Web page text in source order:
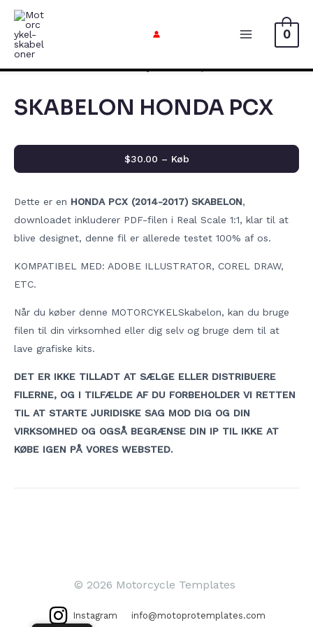
indholdet
0
SKABELON HONDA PCX
Dette er en HONDA PCX (2014-2017) SKABELON,
downloadet inkluderer PDF-filen i Real Scale 1:1, klar til at
blive designet, denne fil er allerede testet 100% af os.
KOMPATIBEL MED: ADOBE ILLUSTRATOR, COREL DRAW,
ETC.
Når du køber denne MOTORCYKELSkabelon, kan du bruge
filen til din virksomhed eller dig selv og bruge dem til at
lave grafiske kits.
DET ER IKKE TILLADT AT SÆLGE ELLER DISTRIBUERE
FILERNE, OG I TILFÆLDE AF DU FORBEHOLDER VI RETTEN
TIL AT STARTE JURIDISKE SAG MOD DIG OG DIN
VIRKSOMHED OG OGSÅ BEGRÆNSE DIN IP TIL IKKE AT
KØBE IGEN PÅ VORES WEBSTED.
$30.00 – Køb
© 2026 Motorcycle Templates
Instagram info@motoprotemplates.com